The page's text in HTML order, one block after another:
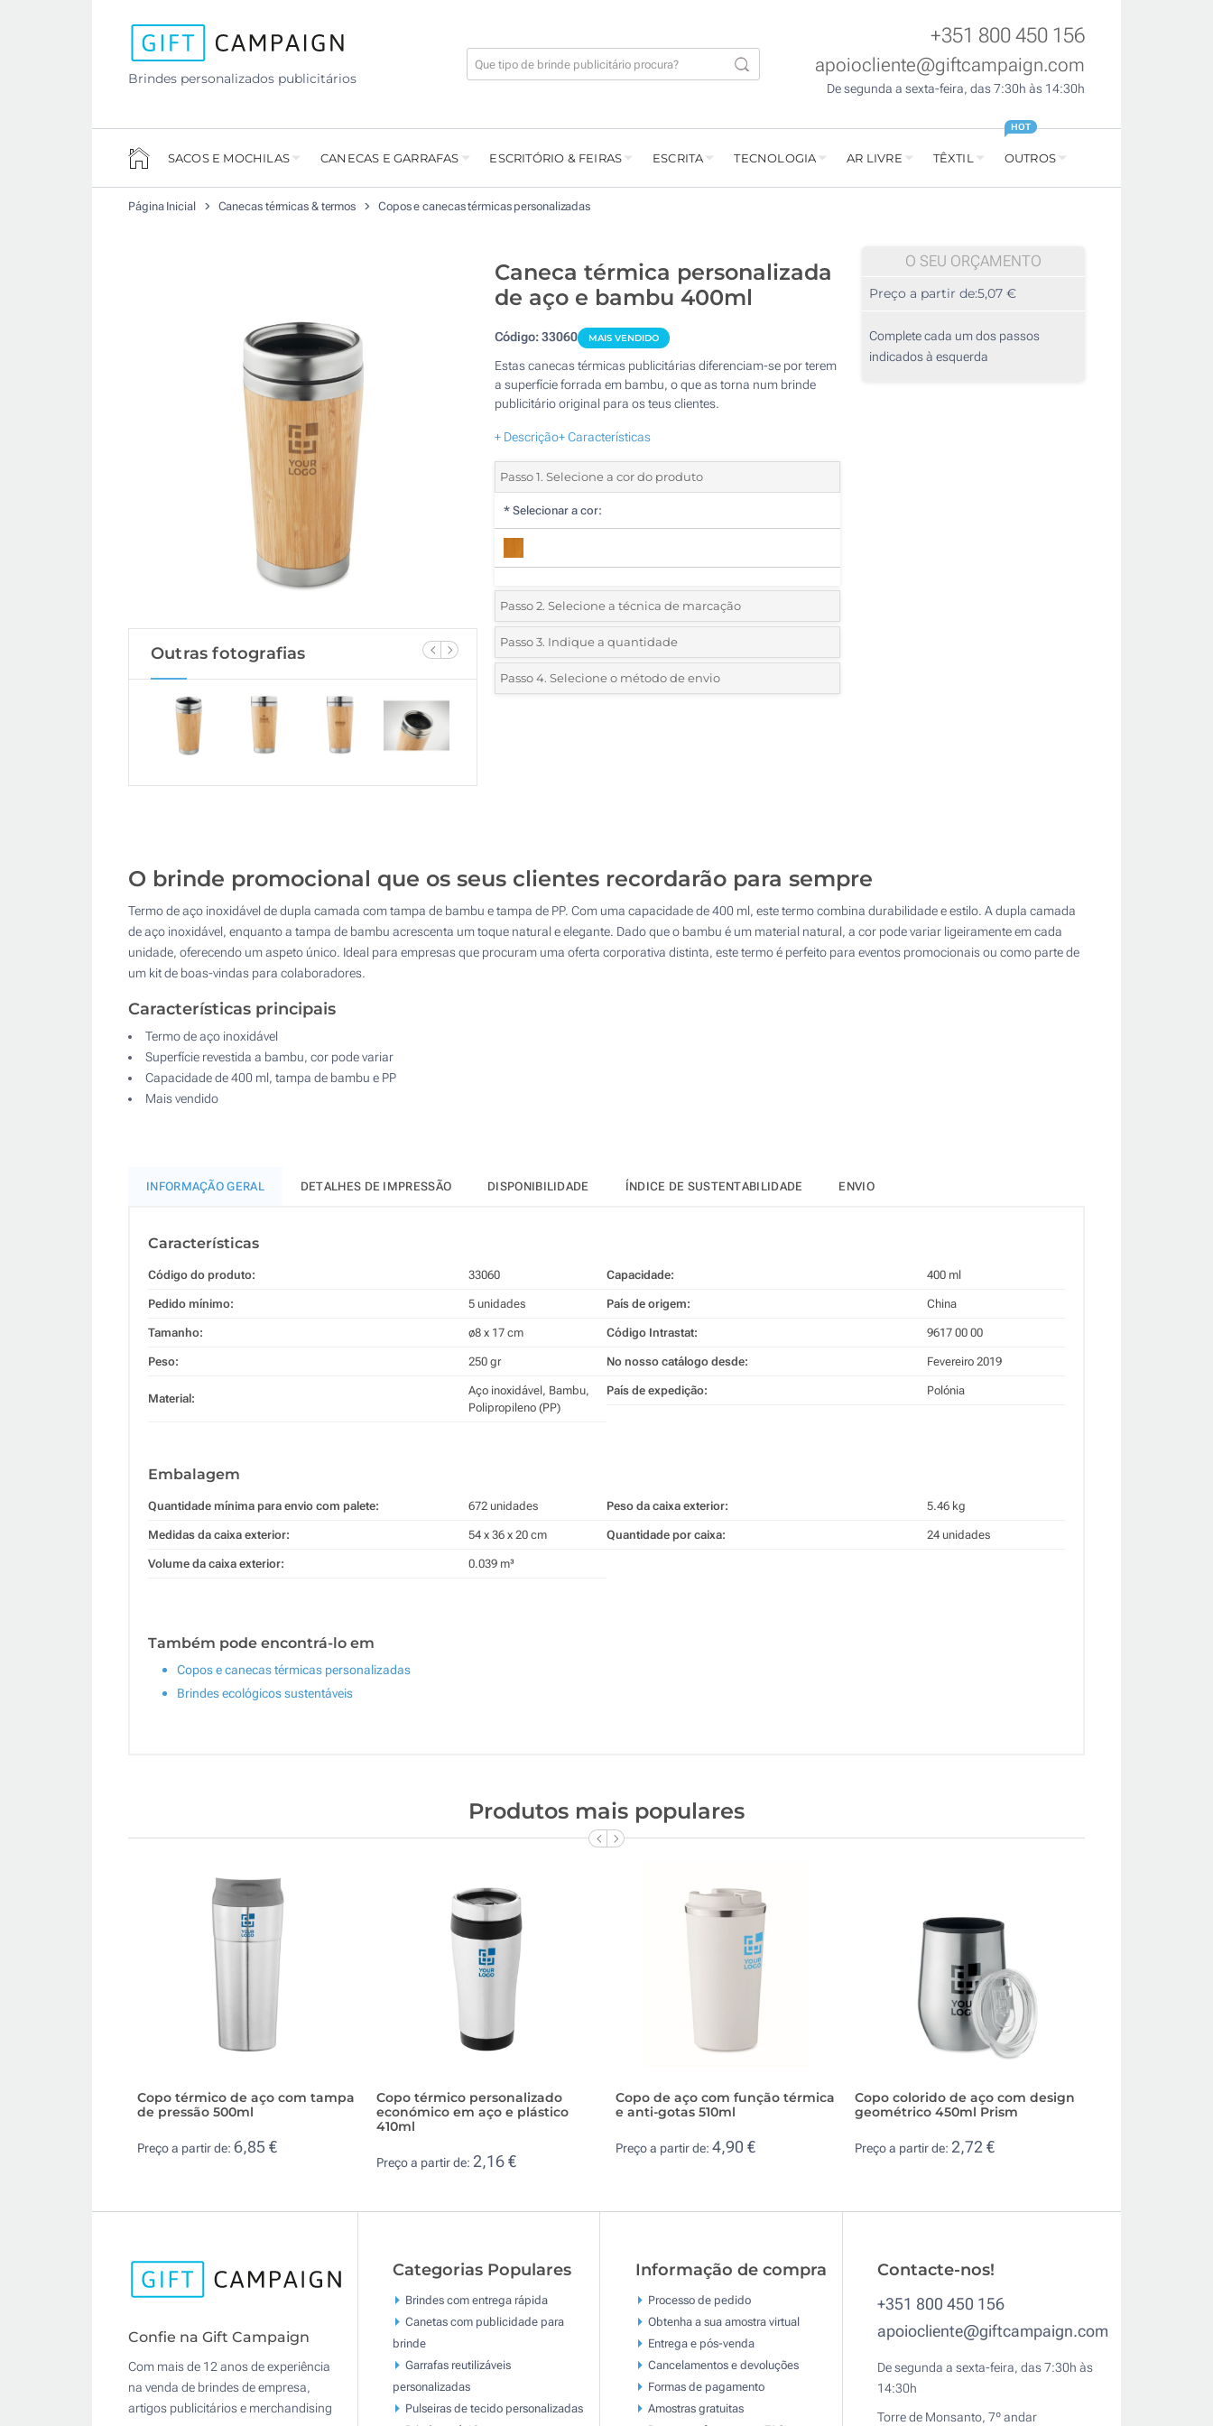
Brindes personalizados publicitários
+351 800 450 156
apoiocliente@giftcampaign.com
De segunda a sexta-feira, das 7:30h às 14:30h
SACOS E MOCHILAS CANECAS E GARRAFAS ESCRITÓRIO & FEIRAS ESCRITA TECNOLOGIA AR LIVRE TÊXTIL OUTROS
HOT
Página Inicial Canecas térmicas & termos Copos e canecas térmicas personalizadas
Outras fotografias
Caneca térmica personalizada
de aço e bambu 400ml
Código:33060 MAIS VENDIDO
Estas canecas térmicas publicitárias diferenciam-se por terem
a superfície forrada em bambu, o que as torna num brinde
publicitário original para os teus clientes.
+ Descrição+ Características
Passo 1. Selecione a cor do produto
* Selecionar a cor:
Passo 2. Selecione a técnica de marcação
*Selecione o tipo de marcação e as cores do logotipo:
1 Cor (Num lado)
Gravação a laser (Num lado)
Sem impressão
Passo 3. Indique a quantidade
*Quantidade mínima:5
Outra : Atualizar
Passo 4. Selecione o método de envio
O SEU ORÇAMENTO
Preço a partir de:5,07 €
Complete cada um dos passos
indicados à esquerda
O brinde promocional que os seus clientes recordarão para sempre
Termo de aço inoxidável de dupla camada com tampa de bambu e tampa de PP. Com uma capacidade de 400 ml, este termo combina durabilidade e estilo. A dupla camada
de aço inoxidável, enquanto a tampa de bambu acrescenta um toque natural e elegante. Dado que o bambu é um material natural, a cor pode variar ligeiramente em cada
unidade, oferecendo um aspeto único. Ideal para empresas que procuram uma oferta corporativa distinta, este termo é perfeito para eventos promocionais ou como parte de
um kit de boas-vindas para colaboradores.
Características principais
Termo de aço inoxidável
Superfície revestida a bambu, cor pode variar
Capacidade de 400 ml, tampa de bambu e PP
Mais vendido
INFORMAÇÃO GERAL DETALHES DE IMPRESSÃO DISPONIBILIDADE ÍNDICE DE SUSTENTABILIDADE ENVIO
Características
Código do produto: 33060
Pedido mínimo: 5 unidades
Tamanho: ø8 x 17 cm
Peso: 250 gr
Material:
Aço inoxidável, Bambu,
Polipropileno (PP)
Capacidade: 400 ml
País de origem: China
Código Intrastat: 9617 00 00
No nosso catálogo desde: Fevereiro 2019
País de expedição: Polónia
Embalagem
Quantidade mínima para envio com palete: 672 unidades
Medidas da caixa exterior: 54 x 36 x 20 cm
Volume da caixa exterior: 0.039 m³
Peso da caixa exterior: 5.46 kg
Quantidade por caixa: 24 unidades
Também pode encontrá-lo em
Copos e canecas térmicas personalizadas
Brindes ecológicos sustentáveis
Produtos mais populares
Copo térmico de aço com tampa
de pressão 500ml
Preço a partir de: 6,85 €
Copo térmico personalizado
económico em aço e plástico
410ml
Preço a partir de: 2,16 €
Copo de aço com função térmica
e anti-gotas 510ml
Preço a partir de: 4,90 €
Copo colorido de aço com design
geométrico 450ml Prism
Preço a partir de: 2,72 €
Confie na Gift Campaign
Com mais de 12 anos de experiência
na venda de brindes de empresa,
artigos publicitários e merchandising
Categorias Populares
Brindes com entrega rápida
Canetas com publicidade para
brinde
Garrafas reutilizáveis
personalizadas
Pulseiras de tecido personalizadas
Informação de compra
Processo de pedido
Obtenha a sua amostra virtual
Entrega e pós-venda
Cancelamentos e devoluções
Formas de pagamento
Amostras gratuitas
Contacte-nos!
+351 800 450 156
apoiocliente@giftcampaign.com
De segunda a sexta-feira, das 7:30h às
14:30h
Torre de Monsanto, 7º andar